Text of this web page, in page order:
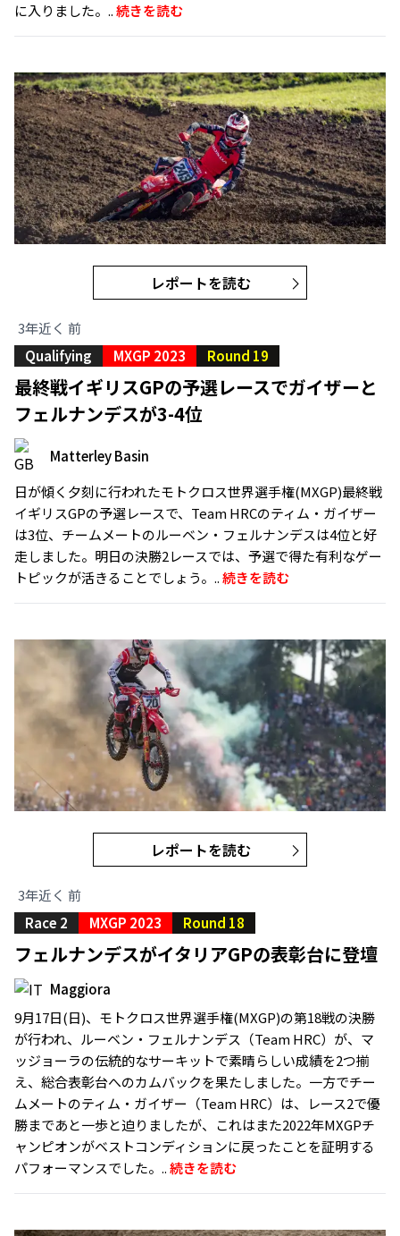
に入りました。..続きを読む
レポートを読む
3年近く 前
Qualifying
MXGP 2023 Round 19
最終戦イギリスGPの予選レースでガイザーと
フェルナンデスが3-4位
Matterley Basin
日が傾く夕刻に行われたモトクロス世界選手権(MXGP)最終戦
イギリスGPの予選レースで、Team HRCのティム・ガイザー
は3位、チームメートのルーベン・フェルナンデスは4位と好
走しました。明日の決勝2レースでは、予選で得た有利なゲー
トピックが活きることでしょう。..続きを読む
レポートを読む
3年近く 前
Race 2
MXGP 2023 Round 18
フェルナンデスがイタリアGPの表彰台に登壇
Maggiora
9月17日(日)、モトクロス世界選手権(MXGP)の第18戦の決勝
が行われ、ルーベン・フェルナンデス（Team HRC）が、マ
ッジョーラの伝統的なサーキットで素晴らしい成績を2つ揃
え、総合表彰台へのカムバックを果たしました。一方でチー
ムメートのティム・ガイザー（Team HRC）は、レース2で優
勝まであと一歩と迫りましたが、これはまた2022年MXGPチ
ャンピオンがベストコンディションに戻ったことを証明する
パフォーマンスでした。..続きを読む